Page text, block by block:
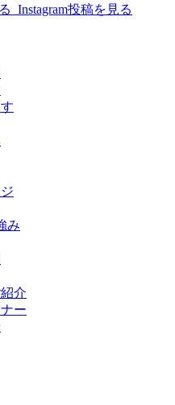
Instagram投稿を見る
み
介
ー